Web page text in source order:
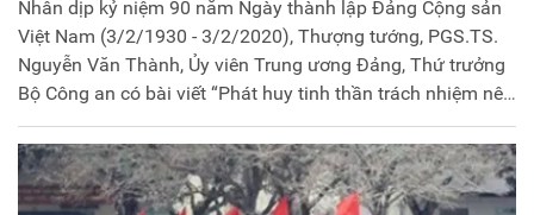
Nhân dịp kỷ niệm 90 năm Ngày thành lập Đảng Cộng sản
Việt Nam (3/2/1930 - 3/2/2020), Thượng tướng, PGS.TS.
Nguyễn Văn Thành, Ủy viên Trung ương Đảng, Thứ trưởng
Bộ Công an có bài viết “Phát huy tinh thần trách nhiệm nêu
gương, tính tiên phong, gương mẫu, cán bộ, chiến sĩ trong
toàn lực lượng CAND quyết tâm hoàn thành xuất sắc mọi
nhiệm vụ được Đảng và Nhân dân giao phó”, Trang Thông
tin điện tử Học viện Chính trị Công an nhân dân xin trân